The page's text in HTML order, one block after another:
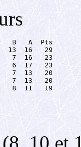
B   A  Pts
13  16   29
7  16   23
6  17   23
7  13   20
7  13   20
8  11   19